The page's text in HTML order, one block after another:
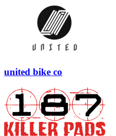
united bike co